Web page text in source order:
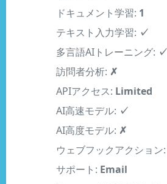
テキスト入力学習: ✓
多言語AIトレーニング:
訪問者分析:✗
APIアクセス:Limited
AI高速モデル:✓
AI高度モデル: ✗
ウェブフックアクション:
サポート:Email
'Powered By'を削除: